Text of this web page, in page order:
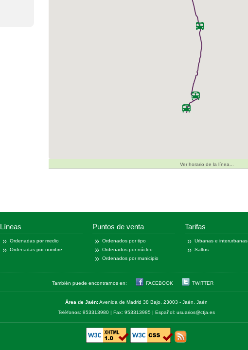
Ver horario de la línea...
Líneas
Ordenadas por medio
Ordenadas por nombre
Puntos de venta
Ordenados por tipo
Ordenados por núcleo
Ordenados por municipio
Tarifas
Urbanas e interurbanas
Saltos
También puede encontrarnos en: FACEBOOK TWITTER
Área de Jaén:Avenida de Madrid 38 Bajo, 23003 - Jaén, Jaén
Teléfonos: 953313980 | Fax: 953313985 | Español: usuarios@ctja.es